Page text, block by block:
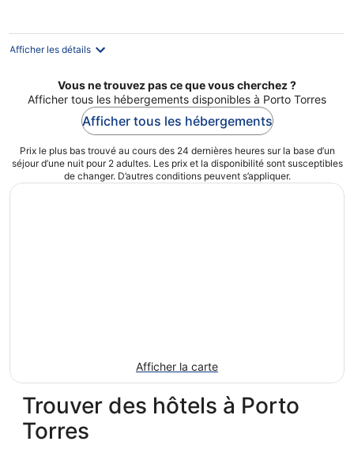
nuit
Afficher les détails
Vous ne trouvez pas ce que vous cherchez ?
Afficher tous les hébergements disponibles à Porto Torres
Afficher tous les hébergements
Prix le plus bas trouvé au cours des 24 dernières heures sur la base d’un
séjour d’une nuit pour 2 adultes. Les prix et la disponibilité sont susceptibles
de changer. D’autres conditions peuvent s’appliquer.
Afficher la carte
Trouver des hôtels à Porto
Torres